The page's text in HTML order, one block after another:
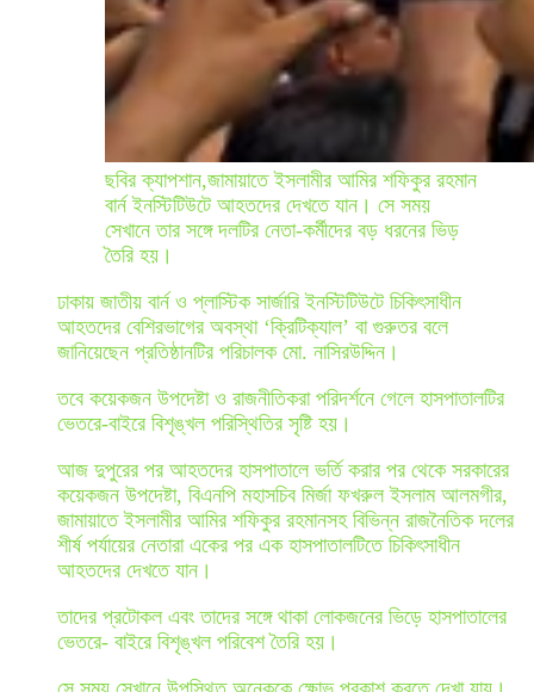
ছবির ক্যাপশান,জামায়াতে ইসলামীর আমির শফিকুর রহমান
বার্ন ইনস্টিটিউটে আহতদের দেখতে যান। সে সময়
সেখানে তার সঙ্গে দলটির নেতা-কর্মীদের বড় ধরনের ভিড়
তৈরি হয়।
ঢাকায় জাতীয় বার্ন ও প্লাস্টিক সার্জারি ইনস্টিটিউটে চিকিৎসাধীন
আহতদের বেশিরভাগের অবস্থা ‘ক্রিটিক্যাল’ বা গুরুতর বলে
জানিয়েছেন প্রতিষ্ঠানটির পরিচালক মো. নাসিরউদ্দিন।
তবে কয়েকজন উপদেষ্টা ও রাজনীতিকরা পরিদর্শনে গেলে হাসপাতালটির
ভেতরে-বাইরে বিশৃঙ্খল পরিস্থিতির সৃষ্টি হয়।
আজ দুপুরের পর আহতদের হাসপাতালে ভর্তি করার পর থেকে সরকারের
কয়েকজন উপদেষ্টা, বিএনপি মহাসচিব মির্জা ফখরুল ইসলাম আলমগীর,
জামায়াতে ইসলামীর আমির শফিকুর রহমানসহ বিভিন্ন রাজনৈতিক দলের
শীর্ষ পর্যায়ের নেতারা একের পর এক হাসপাতালটিতে চিকিৎসাধীন
আহতদের দেখতে যান।
তাদের প্রটোকল এবং তাদের সঙ্গে থাকা লোকজনের ভিড়ে হাসপাতালের
ভেতরে- বাইরে বিশৃঙ্খল পরিবেশ তৈরি হয়।